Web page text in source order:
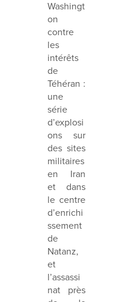
Washingt
on
contre
les
intérêts
de
Téhéran :
une
série
d’explosi
ons sur
des sites
militaires
en Iran
et dans
le centre
d’enrichi
ssement
de
Natanz,
et
l’assassi
nat près